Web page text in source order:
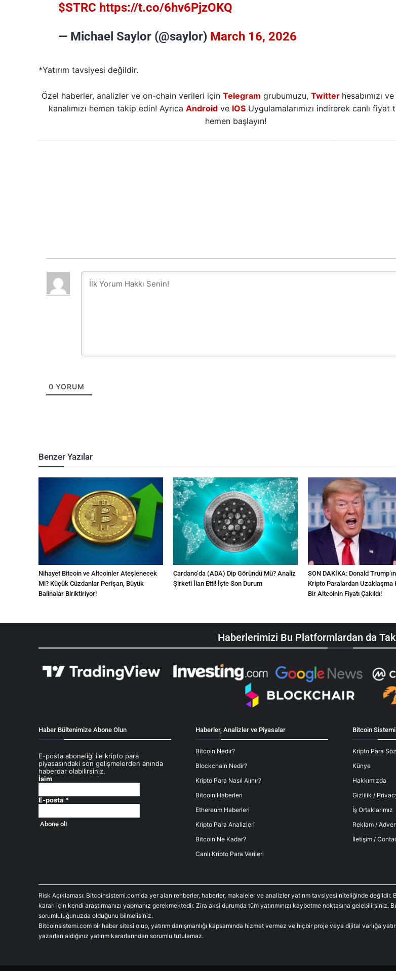
$STRC https://t.co/6hv6PjzOKQ
— Michael Saylor (@saylor) March 16, 2026
*Yatırım tavsiyesi değildir.
Özel haberler, analizler ve on-chain verileri için Telegram grubumuzu, Twitter hesabımızı ve
kanalımızı hemen takip edin! Ayrıca Androidve IOSUygulamalarımızı indirerek canlı fiyat
hemen başlayın!
0 YORUM
Benzer Yazılar
Nihayet Bitcoin ve Altcoinler Ateşlenecek
Mi? Küçük Cüzdanlar Perişan, Büyük
Balinalar Biriktiriyor!
Cardano’da (ADA) Dip Göründü Mü? Analiz
Şirketi İlan Etti! İşte Son Durum
SON DAKİKA: Donald
Kripto Paralardan Uzaklaşma
Bir Altcoinin Fiyatı Çakıldı!
Haberlerimizi Bu Platformlardan da
Haber Bültenimize Abone Olun
E-posta aboneliği ile kripto para
piyasasındaki son gelişmelerden anında
haberdar olabilirsiniz.
İsim
E-posta *
Haberler, Analizler ve Piyasalar
Bitcoin Nedir?
Blockchain Nedir?
Kripto Para Nasıl Alınır?
Bitcoin Haberleri
Ethereum Haberleri
Kripto Para Analizleri
Bitcoin Ne Kadar?
Canlı Kripto Para Verileri
Bitcoin Sistemi
Kripto Para
Künye
Hakkımızda
Gizlilik /
İş Ortaklarımız
Reklam /
İletişim /
Risk Açıklaması: Bitcoinsistemi.com'da yer alan rehberler, haberler, makaleler ve analizler yatırım tavsiyesi niteliğinde
kararı için kendi araştırmanızı yapmanız gerekmektedir. Zira aksi durumda tüm yatırımınızı kaybetme noktasına
sorumluluğunuzda olduğunu bilmelisiniz.
Bitcoinsistemi.com bir haber sitesi olup, yatırım danışmanlığı kapsamında hizmet vermez ve hiçbir proje veya dijital varlığa
yazarları aldığınız yatırım kararlarından sorumlu tutulamaz.